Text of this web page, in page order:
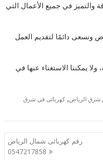
والتميز في جميع الأعمال التي
ونسعى دائمًا لتقديم العمل
ولا يمكننا الاستغناء عنها في
شرق الرياض,كهربائى في شرق
رقم كهربائى شمال الرياض
0547217858